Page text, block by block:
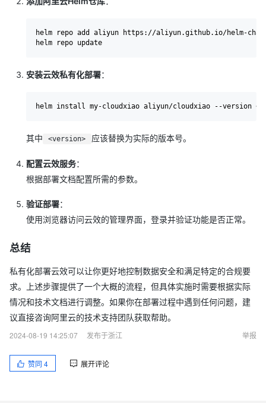
helm repo add aliyun https://aliyun.github.io/helm-
安装云效私有化部署：
其中 <version> 应该替换为实际的版本号。
配置云效服务：
根据部署文档配置所需的参数。
验证部署：
使用浏览器访问云效的管理界面，登录并验证功能是否正常。
总结
私有化部署云效可以让你更好地控制数据安全和满足特定的合规要
求。上述步骤提供了一个大概的流程，但具体实施时需要根据实际
情况和技术文档进行调整。如果你在部署过程中遇到任何问题，建
议直接咨询阿里云的技术支持团队获取帮助。
2024-08-19 14:25:07
发布于浙江 举报
赞同 4 展开评论